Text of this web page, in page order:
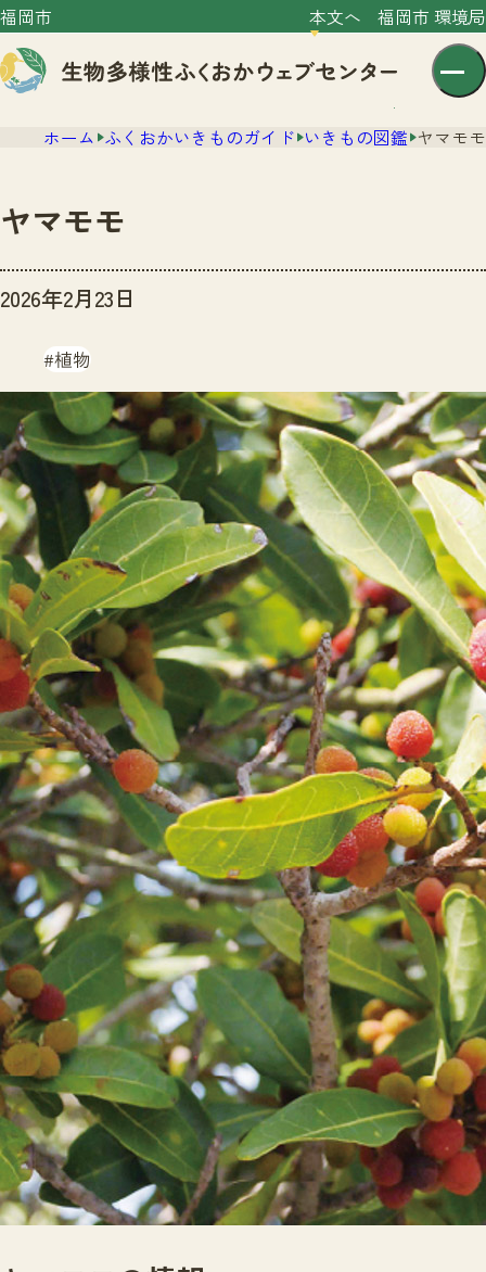
福岡市 本文へ 福岡市 環境局
文字サイズ 小 中 大
センター紹介
センター紹介TOP
サイトポリシー
プライバシーポリシー
ニュースTOP
市の取組み
いきものガイド
いきものガイドTOP
注目のいきもの
生物多様性のめぐみ
いきもの図鑑
おでかけコース
保全アクション
イベント
いきもの調査隊
調査レポート
調査レポートTOP
調査結果
ふくおかいきものマップ
マッチング
マッチングTOP
掲載申し込みフォーム
お問合せ
生物多様性ふくおかウェブセンターとは
サイトマップ
ホーム ふくおかいきものガイド いきもの図鑑 ヤマモモ
ヤマモモ
2026年2月23日
植物